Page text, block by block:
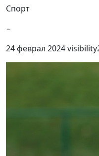
Спорт
−
24 феврал 2024visibility